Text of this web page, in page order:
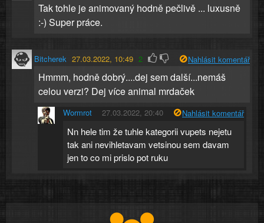
Tak tohle je animovaný hodně pečlivě ... luxusně
:-) Super práce.
Bitcherek 27.03.2022, 10:49 2 Nahlásit komentář
Hmmm, hodně dobrý....dej sem další...nemáš
celou verzi? Dej více animal mrdaček
Wormrot 27.03.2022, 20:40 Nahlásit komentář
Nn hele tim že tuhle kategorii vupets nejetu
tak ani nevihletavam vetsinou sem davam
jen to co mi prislo pot ruku